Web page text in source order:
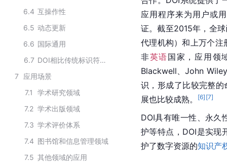
6.4 互操作性
6.5 动态更新
6.6 国际通用
6.7
DOI相比传统标识符的优势
7
应用场景
7.1
学术研究领域
7.2 学术出版领域
7.3 学术评价体系
7.4 图书馆和信息管理领域
7.5 其他领域的应用
应用程序来为用户或
证。截至2015年，全
代理机构）和上万个
非英语国家，应用领
Blackwell、John
识，形成了比较完整
展也比较成熟。
[6] [7]
DOI具有唯一性、永久
护等特点，DOI是实现
护了数字资源的知识产